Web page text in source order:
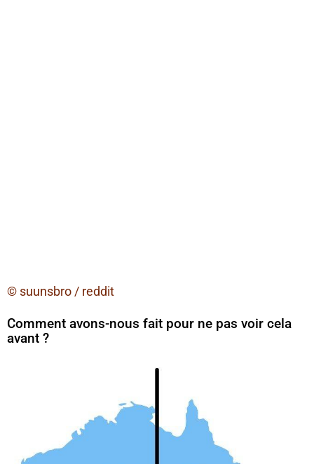
© suunsbro / reddit
Comment avons-nous fait pour ne pas voir cela
avant ?